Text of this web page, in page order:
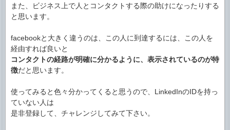
また、ビジネス上で人とコンタクトする際の助けになったりする
と思います。
facebookと大きく違うのは、この人に到達するには、この人を
経由すれば良いと
コンタクトの経路が明確に分かるように、表示されているのが特
徴だと思います。
使ってみると色々分かってくると思うので、LinkedInのIDを持っ
ていない人は
是非登録して、チャレンジしてみて下さい。